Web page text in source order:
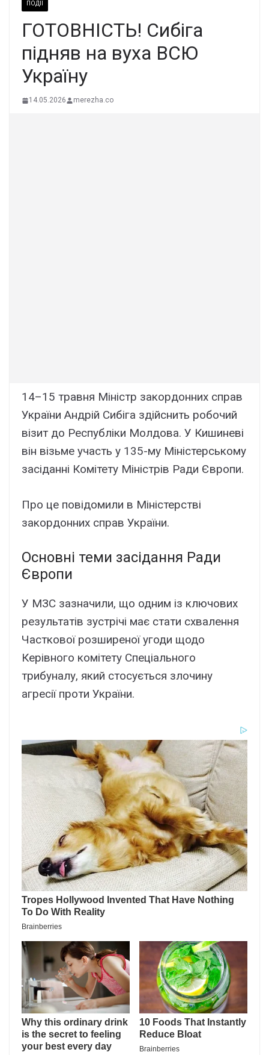
ПОДІЇ
ГОТОВНІСТЬ! Сибіга
підняв на вуха ВСЮ
Україну
14.05.2026 merezha.co
14–15 травня Міністр закордонних справ
України Андрій Сибіга здійснить робочий
візит до Республіки Молдова. У Кишиневі
він візьме участь у 135-му Міністерському
засіданні Комітету Міністрів Ради Європи.
Про це повідомили в Міністерстві
закордонних справ України.
Основні теми засідання Ради
Європи
У МЗС зазначили, що одним із ключових
результатів зустрічі має стати схвалення
Часткової розширеної угоди щодо
Керівного комітету Спеціального
трибуналу, який стосується злочину
агресії проти України.